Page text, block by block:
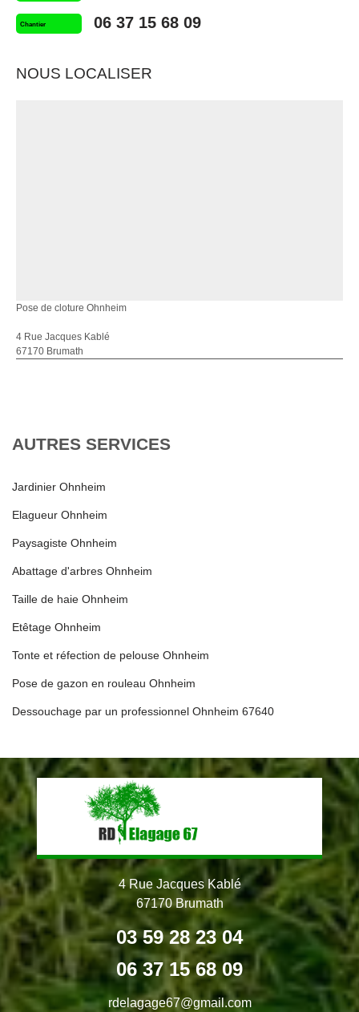
Chantier 06 37 15 68 09
NOUS LOCALISER
Pose de cloture Ohnheim
4 Rue Jacques Kablé
67170 Brumath
AUTRES SERVICES
Jardinier Ohnheim
Elagueur Ohnheim
Paysagiste Ohnheim
Abattage d'arbres Ohnheim
Taille de haie Ohnheim
Etêtage Ohnheim
Tonte et réfection de pelouse Ohnheim
Pose de gazon en rouleau Ohnheim
Dessouchage par un professionnel Ohnheim 67640
4 Rue Jacques Kablé
67170 Brumath
03 59 28 23 04
06 37 15 68 09
rdelagage67@gmail.com